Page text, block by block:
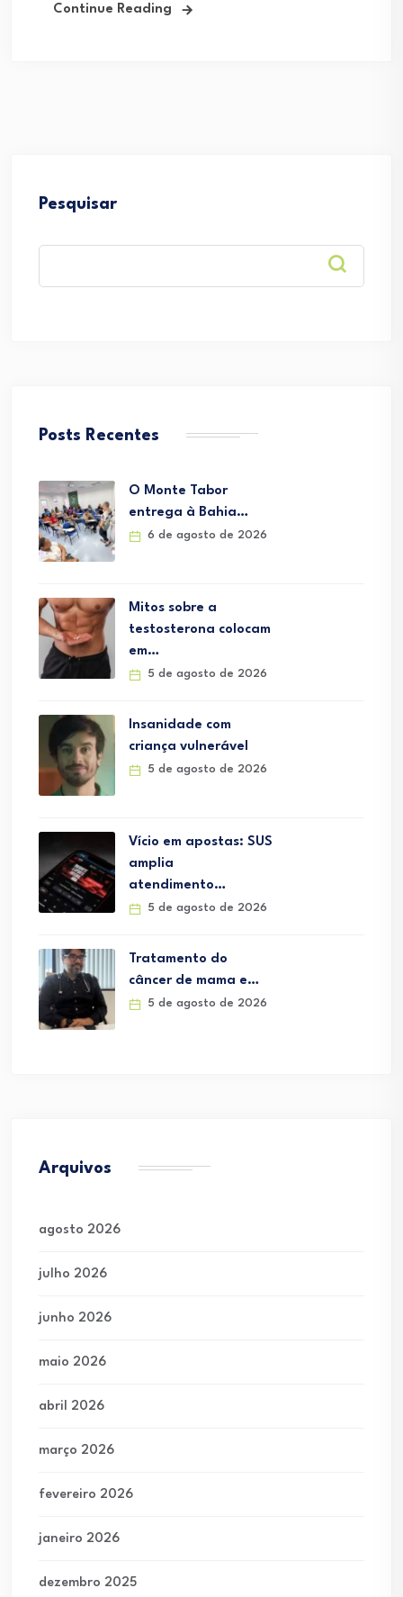
Continue Reading
Pesquisar
Posts Recentes
O Monte Tabor
entrega à Bahia…
6 de agosto de 2026
Mitos sobre a
testosterona colocam
em…
5 de agosto de 2026
Insanidade com
criança vulnerável
5 de agosto de 2026
Vício em apostas: SUS
amplia
atendimento…
5 de agosto de 2026
Tratamento do
câncer de mama e…
5 de agosto de 2026
Arquivos
agosto 2026
julho 2026
junho 2026
maio 2026
abril 2026
março 2026
fevereiro 2026
janeiro 2026
dezembro 2025